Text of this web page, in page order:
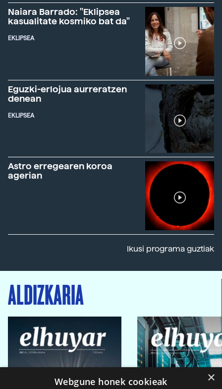
Naiara Barrado: "Eklipsea
kasualitate kosmiko bat da"
EKLIPSEA
Eguzki-erlojua aurreratzen
denean
EKLIPSEA
Astro erregearen koroa
agerian
Ikusi programa guztiak
ALDIZKARIA
×
Webgune honek cookieak